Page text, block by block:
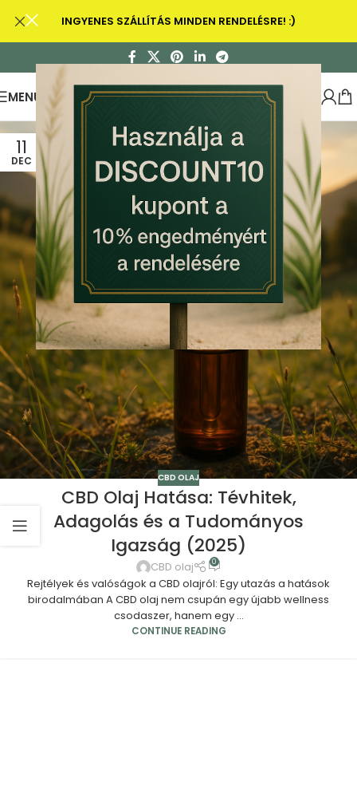
INGYENES SZÁLLÍTÁS MINDEN RENDELÉSRE! :)
MENU
11
DEC
CBD OLAJ
CBD Olaj Hatása: Tévhitek,
Adagolás és a Tudományos
Igazság (2025)
CBD olaj 0
Rejtélyek és valóságok a CBD olajról: Egy utazás a hatások
birodalmában A CBD olaj nem csupán egy újabb wellness
csodaszer, hanem egy ...
CONTINUE READING